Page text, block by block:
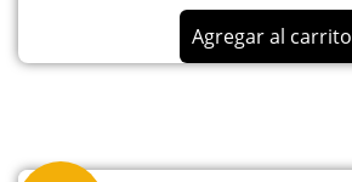
Agregar al carrito